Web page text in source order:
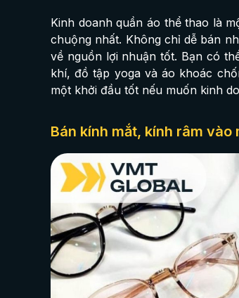
Kinh doanh quần áo thể thao là
chuộng nhất. Không chỉ dễ bán
về nguồn lợi nhuận tốt. Bạn có
khí, đồ tập yoga và áo khoác
một khởi đầu tốt nếu muốn kinh
Bán kính mắt, kính râm vào